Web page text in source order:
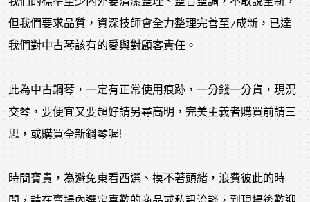
但我們要求品質，資深技師會全力整理完善至7成新，已達
我們對中古琴該有的愛與對顧客責任。
此為中古鋼琴，一定有正常使用痕跡，一分錢一分貨，現況
交琴，要便宜又要超好請另尋高明，完美主義者購買前請三
思，或購買全新鋼琴喔!
時間寶貴，為避免東看西選、摸不著頭緒，浪費彼此的時